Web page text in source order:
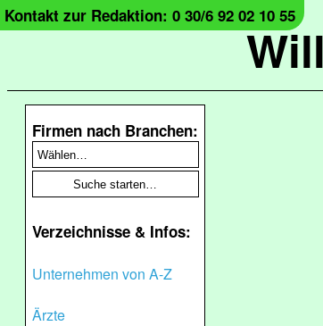
Kontakt zur Redaktion: 0 30/6 92 02 10 55
Firmen nach Branchen:
Verzeichnisse & Infos:
Unternehmen von A-Z
Ärzte